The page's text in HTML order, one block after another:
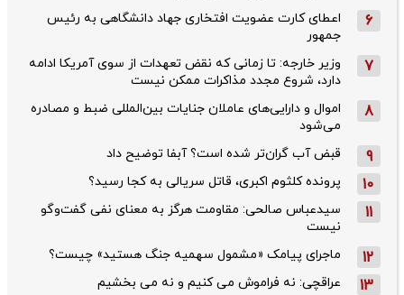
6
اعطای کارت عضویت افتخاری جهاد دانشگاهی به رئیس‌
جمهور
7
وزیر خارجه: تا زمانی که نقض تعهدات از سوی آمریکا ادامه
دارد، شروع مجدد مذاکرات ممکن نیست
8
اموال و دارایی‌های عاملان جنایات بین‌المللی ضبط و مصادره
می‌شود
9 قبض آب گران‌تر شده است؟ آبفا توضیح داد
10 پرونده کلثوم اکبری، قاتل سریالی به کجا رسید؟
11
سیدعباس صالحی: مقاومت هرگز به معنای نفی گفت‌وگو
نیست
12 ماجرای پیامک «مشمول سهمیه جنگ هستید» چیست؟
13 عراقچی: نه فراموش می کنیم و نه می بخشیم